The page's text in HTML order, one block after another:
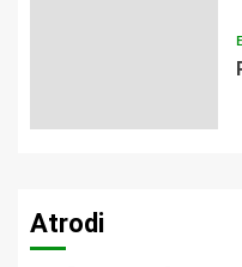
Atrodi